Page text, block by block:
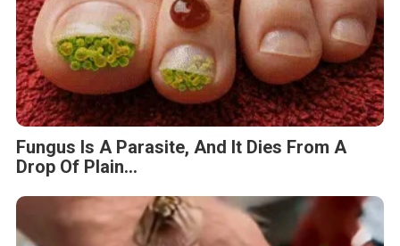
Fungus Is A Parasite, And It Dies From A
Drop Of Plain...